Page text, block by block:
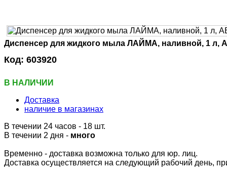
Диспенсер для жидкого мыла ЛАЙМА, наливной, 1 л,
Код: 603920
В НАЛИЧИИ
Доставка
наличие в магазинах
В течении 24 часов - 18 шт.
В течении 2 дня - много
Временно - доставка возможна только для юр. лиц.
Доставка осуществляется на следующий рабочий день,